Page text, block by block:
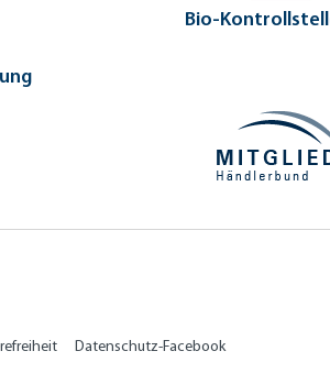
Bio-
Datenschutz-Facebook